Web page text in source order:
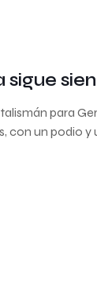
sigue
para
con un podio y